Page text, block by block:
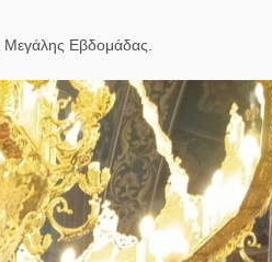
Μεγάλης Εβδομάδας.